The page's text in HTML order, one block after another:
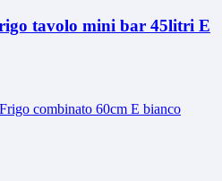
tavolo mini bar 45litri E